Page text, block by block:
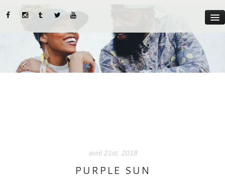
MYST
ABOUT US
avril 21st, 2018
PURPLE SUN